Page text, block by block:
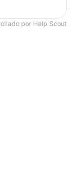
por Help Scout